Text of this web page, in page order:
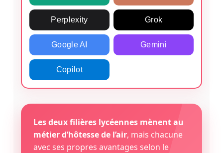
Perplexity Grok
Google AI Gemini
Copilot
Les deux filières lycéennes mènent au
métier d’hôtesse de l’air, mais chacune
avec ses propres avantages selon le